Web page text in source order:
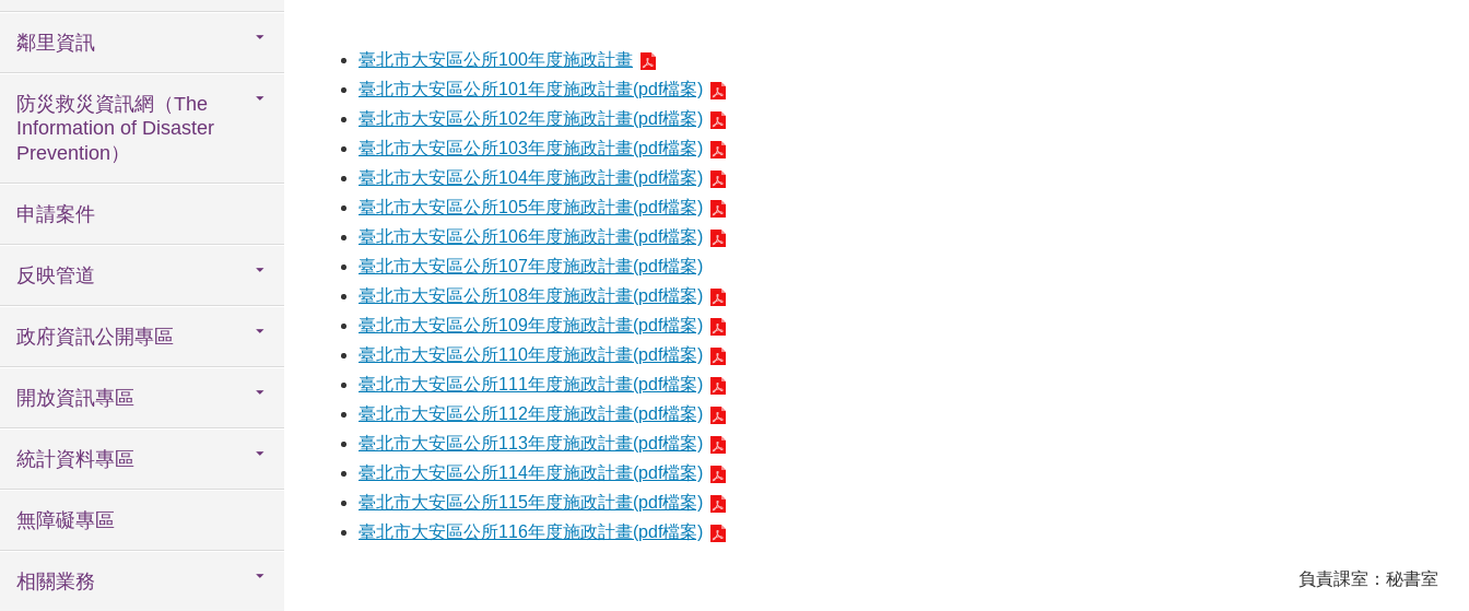
鄰里資訊
防災救災資訊網（The
Information of Disaster
Prevention）
申請案件
反映管道
政府資訊公開專區
開放資訊專區
統計資料專區
無障礙專區
相關業務
臺北市大安區公所100年度施政計畫
臺北市大安區公所101年度施政計畫(pdf檔案)
臺北市大安區公所102年度施政計畫(pdf檔案)
臺北市大安區公所103年度施政計畫(pdf檔案)
臺北市大安區公所104年度施政計畫(pdf檔案)
臺北市大安區公所105年度施政計畫(pdf檔案)
臺北市大安區公所106年度施政計畫(pdf檔案)
臺北市大安區公所107年度施政計畫(pdf檔案)
臺北市大安區公所108年度施政計畫(pdf檔案)
臺北市大安區公所109年度施政計畫(pdf檔案)
臺北市大安區公所110年度施政計畫(pdf檔案)
臺北市大安區公所111年度施政計畫(pdf檔案)
臺北市大安區公所112年度施政計畫(pdf檔案)
臺北市大安區公所113年度施政計畫(pdf檔案)
臺北市大安區公所114年度施政計畫(pdf檔案)
臺北市大安區公所115年度施政計畫(pdf檔案)
臺北市大安區公所116年度施政計畫(pdf檔案)
負責課室：秘書室